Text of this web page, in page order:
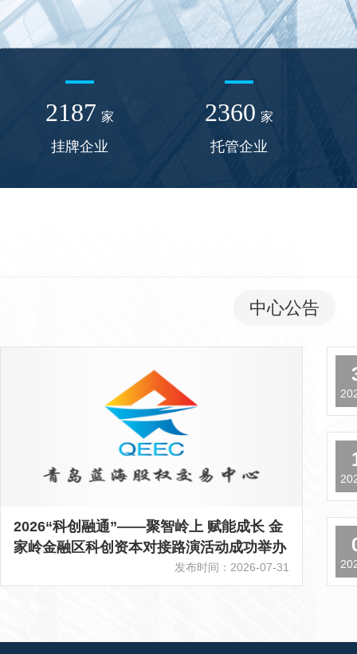
2187 家
挂牌企业
2360 家
托管企业
中心公告
2026“科创融通”——聚智岭上 赋能成长 金
家岭金融区科创资本对接路演活动成功举办
发布时间：2026-07-31